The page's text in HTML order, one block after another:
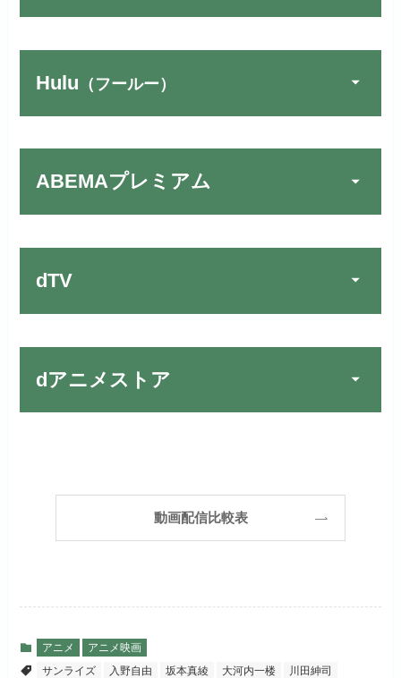
リンク先：https://video.unext.jp/
す！
お試し無料期間
月額料金（税込） 2,189円
見放題作品数
190,000作品以上
公式
リンク先：
宅配レンタルとVODの2パターンが
初回ポイント付与 1,100ポイント
（TV）
宅配レンタル数
FOD PREMIUMでお試
しする
リンク先 :https://fod.fujitv.co.jp/s/premium/
お試し無料期間 2週間
月額料金（税込）
Hulu （フールー）
リンク先 :https://www.hulu.jp/
日本テレビ系ドラマや映画・海外
ABEMAプレミアム
試しする
ABEMA独占配信作品がおもしろ
い！
dTV
リンク先 :https://pc.video.dmkt-sp.jp/
dアニメストア
動画配信比較表
アニメ
アニメ映画
サンライズ
入野自由 坂本真綾 大河内一楼 川田紳司